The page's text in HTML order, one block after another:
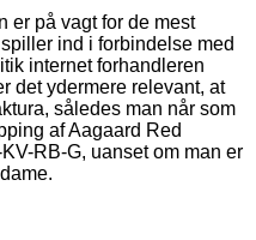
er på vagt for de mest
ind i forbindelse med
internet forhandleren
det ydermere relevant, at
således man når som
af Aagaard Red
RB-G, uanset om man er